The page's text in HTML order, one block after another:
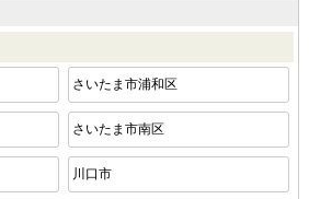
さいたま市浦和区
さいたま市南区
川口市